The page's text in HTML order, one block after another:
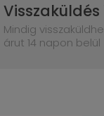
Visszaküldés
Mindig
árut 14 napon belül